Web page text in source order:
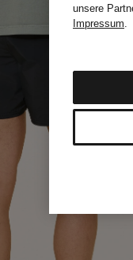
unsere
Impressum.